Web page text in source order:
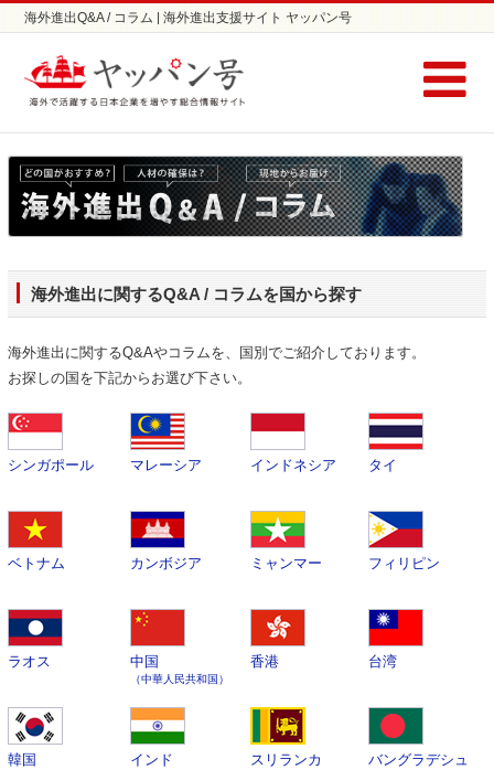
海外進出Q&A / コラム | 海外進出支援サイト ヤッパン号
海外進出に関するQ&A / コラムを国から探す
海外進出に関するQ&Aやコラムを、国別でご紹介しております。
お探しの国を下記からお選び下さい。
シンガポール マレーシア インドネシア タイ
ベトナム カンボジア ミャンマー フィリピン
ラオス 中国
（中華人民共和国）
香港 台湾
韓国 インド スリランカ バングラデシュ